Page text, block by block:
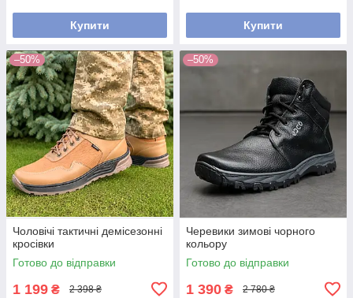
Купити Купити
–50%
Чоловічі тактичні демісезонні
кросівки
Готово до відправки
1 199 ₴ 2 398 ₴
–50%
Черевики зимові чорного
кольору
Готово до відправки
1 390 ₴ 2 780 ₴